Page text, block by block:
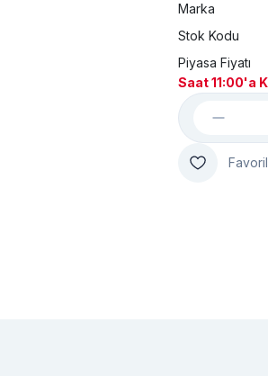
Marka
Stok Kodu
Piyasa Fiyatı
Saat 11:00'a